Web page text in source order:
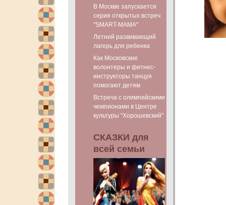
В Москве запускается
серия открытых встреч
"SMART-МАМА"
Летний развивающий
лагерь для ребенка
Как Московские
волонтеры и фитнес-
инструкторы танцуя
помогают детям
Встреча с олимпийскими
чемпионами в Центре
культуры "Хорошевский"
СКАЗКИ для
всей семьи